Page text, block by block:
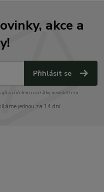
akce a
Přihlásit se
za účelem rozesílky newsletteru.
jednou za 14 dní.